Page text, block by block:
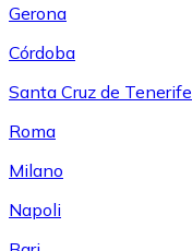
Gerona
Córdoba
Santa Cruz de Tenerife
Roma
Milano
Napoli